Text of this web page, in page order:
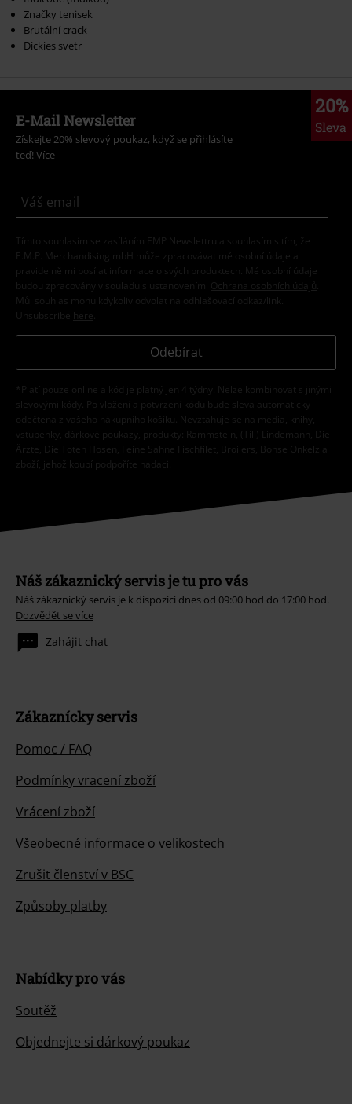
Značky tenisek
Brutální crack
Dickies svetr
20%
Sleva
E-Mail Newsletter
Získejte 20% slevový poukaz, když se přihlásíte
teď! Více
Tímto souhlasím se zasíláním EMP Newslettru a souhlasím s tím, že
E.M.P. Merchandising mbH může zpracovávat mé osobní údaje a
pravidelně mi posílat informace o svých produktech. Mé osobní údaje
budou zpracovány v souladu s ustanoveními
Ochrana osobních údajů
Můj souhlas mohu kdykoliv odvolat na odhlašovací odkaz/link.
Unsubscribe here
Odebírat
*Platí pouze online a kód je platný jen 4 týdny. Nelze kombinovat s jinými
slevovými kódy. Po vložení a potvrzení kódu bude sleva automaticky
odečtena z vašeho nákupního košíku. Nevztahuje se na média, knihy,
vstupenky, dárkové poukazy, produkty: Rammstein, (Till) Lindemann, Die
Ärzte, Die Toten Hosen, Feine Sahne Fischfilet, Broilers, Böhse Onkelz a
zboží, jehož koupí podpoříte nadaci.
Náš zákaznický servis je tu pro vás
Náš zákaznický servis je k dispozici dnes od 09:00 hod do 17:00 hod.
Dozvědět se více
Zahájit chat
Zákaznícky servis
Pomoc / FAQ
Podmínky vracení zboží
Vrácení zboží
Všeobecné informace o velikostech
Zrušit členství v BSC
Způsoby platby
Nabídky pro vás
Soutěž
Objednejte si dárkový poukaz